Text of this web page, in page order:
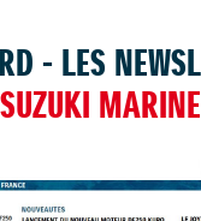
TROUVER UNE CONCESSION
- LES
SUZUKI MARINE